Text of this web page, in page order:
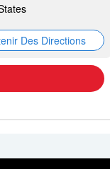
Des Directions